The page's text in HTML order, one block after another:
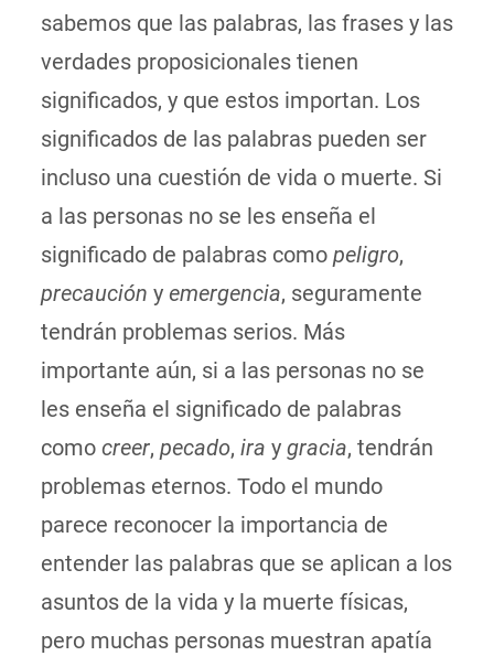
sabemos que las palabras, las frases y las
verdades proposicionales tienen
significados, y que estos importan. Los
significados de las palabras pueden ser
incluso una cuestión de vida o muerte. Si
a las personas no se les enseña el
significado de palabras como peligro,
precaución y emergencia, seguramente
tendrán problemas serios. Más
importante aún, si a las personas no se
les enseña el significado de palabras
como creer, pecado, ira y gracia, tendrán
problemas eternos. Todo el mundo
parece reconocer la importancia de
entender las palabras que se aplican a los
asuntos de la vida y la muerte físicas,
pero muchas personas muestran apatía